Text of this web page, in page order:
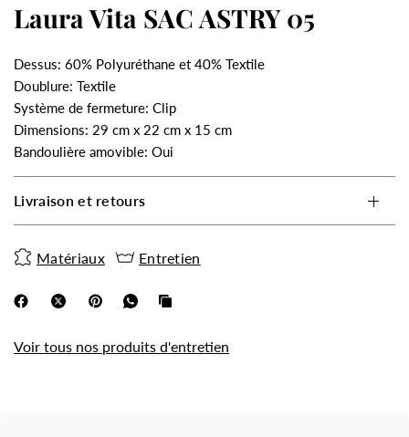
Laura Vita SAC ASTRY 05
Dessus: 60% Polyuréthane et 40% Textile
Doublure: Textile
Système de fermeture: Clip
Dimensions: 29 cm x 22 cm x 15 cm
Bandoulière amovible: Oui
Livraison et retours
Matériaux Entretien
Voir tous nos produits d'entretien